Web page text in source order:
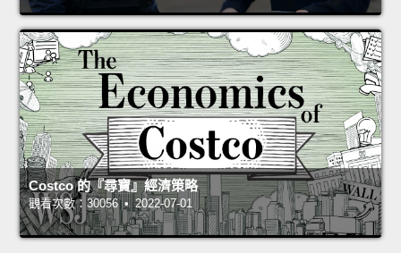
Costco 的『尋寶』經濟策略
觀看次數：30056 • 2022-07-01